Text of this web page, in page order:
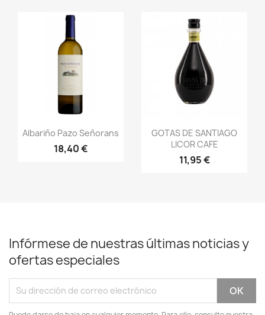
Vista rápida
Albariño Pazo Señorans
18,40 €
Vista rápida
GOTAS DE SANTIAGO
LICOR CAFE
11,95 €
Infórmese de nuestras últimas noticias y
ofertas especiales